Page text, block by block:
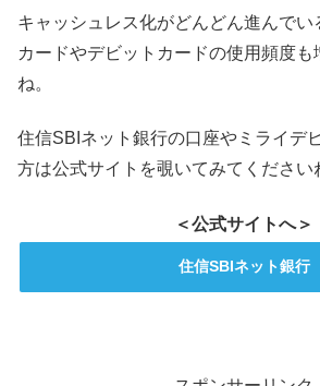
キャッシュレス化がどんどん進んでい
カードやデビットカードの使用頻度も
ね。
住信SBIネット銀行の口座やミライデ
方は公式サイトを覗いてみてください
＜公式サイトへ＞
住信SBIネット銀行